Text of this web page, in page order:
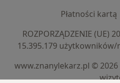
Płatności kartą
ROZPORZĄDZENIE (UE)
15.395.179 użytkowników/
www.znanylekarz.pl ©